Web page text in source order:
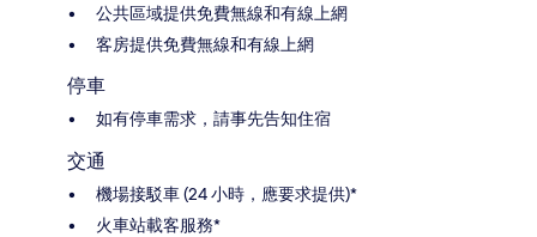
公共區域提供免費無線和有線上網
客房提供免費無線和有線上網
停車
如有停車需求，請事先告知住宿
交通
機場接駁車 (24 小時，應要求提供)*
火車站載客服務*